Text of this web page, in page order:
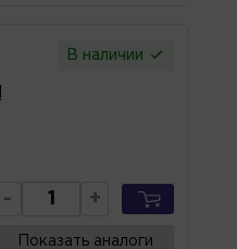
В наличии
- +
Показать аналоги